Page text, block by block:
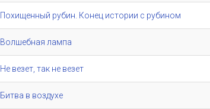
Похищенный рубин. Конец истории с рубином
Волшебная лампа
Не везет, так не везет
Битва в воздухе